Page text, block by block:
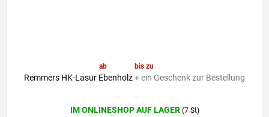
ab bis zu
Remmers HK-Lasur Ebenholz+ ein Geschenk zur Bestellung
durchschnittliche
IM ONLINESHOP AUF LAGER (7 St)